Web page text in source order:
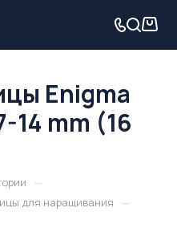
Enigma
14 mm (16
—
для наращивания —